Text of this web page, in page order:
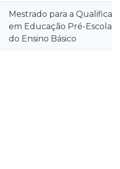
Mestrado para a
em Educação Pré-Escolar
do Ensino Básico